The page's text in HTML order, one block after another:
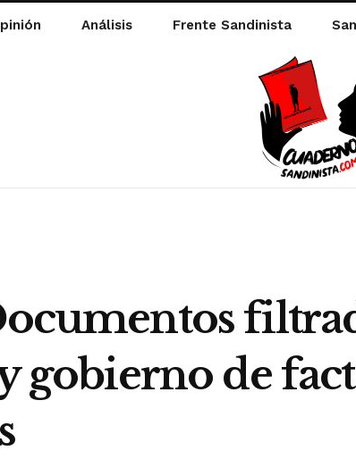
Análisis Frente Sandinista
gobierno de